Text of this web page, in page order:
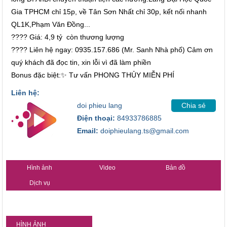
Gia TPHCM chỉ 15p, về Tân Sơn Nhất chỉ 30p, kết nối nhanh
QL1K,Phạm Văn Đồng...
???? Giá: 4,9 tỷ còn thương lượng
???? Liên hệ ngay: 0935.157.686 (Mr. Sanh Nhà phố) Cảm ơn
quý khách đã đọc tin, xin lỗi vì đã làm phiền
Bonus đặc biệt:✨ Tư vấn PHONG THỦY MIỄN PHÍ
Liên hệ:
doi phieu lang
Chia sẻ
Điện thoại: 84933786885
Email: doiphieulang.ts@gmail.com
Hình ảnh Video Bản đồ
Dịch vụ
HÌNH ẢNH